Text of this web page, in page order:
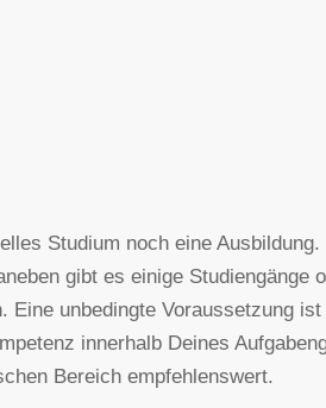
Studium noch eine
gibt es einige Studiengänge
unbedingte Voraussetzung
innerhalb Deines
Bereich empfehlenswert.